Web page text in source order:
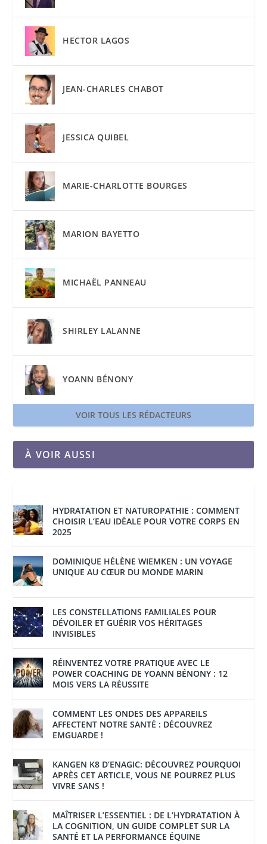
HECTOR LAGOS
JEAN-CHARLES CHABOT
JESSICA QUIBEL
MARIE-CHARLOTTE BOURGES
MARION BAYETTO
MICHAËL PANNEAU
SHIRLEY LALANNE
YOANN BÉNONY
VOIR TOUS LES RÉDACTEURS
À VOIR AUSSI
HYDRATATION ET NATUROPATHIE : COMMENT
CHOISIR L’EAU IDÉALE POUR VOTRE CORPS EN
2025
DOMINIQUE HÉLÈNE WIEMKEN : UN VOYAGE
UNIQUE AU CŒUR DU MONDE MARIN
LES CONSTELLATIONS FAMILIALES POUR
DÉVOILER ET GUÉRIR VOS HÉRITAGES
INVISIBLES
RÉINVENTEZ VOTRE PRATIQUE AVEC LE
POWER COACHING DE YOANN BÉNONY : 12
MOIS VERS LA RÉUSSITE
COMMENT LES ONDES DES APPAREILS
AFFECTENT NOTRE SANTÉ : DÉCOUVREZ
EMGUARDE !
KANGEN K8 D’ENAGIC: DÉCOUVREZ POURQUOI
APRÈS CET ARTICLE, VOUS NE POURREZ PLUS
VIVRE SANS !
MAÎTRISER L’ESSENTIEL : DE L’HYDRATATION À
LA COGNITION, UN GUIDE COMPLET SUR LA
SANTÉ ET LA PERFORMANCE ÉQUINE